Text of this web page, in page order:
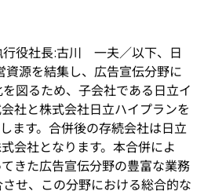
行役社長:古川 一夫／以下、日
資源を結集し、広告宣伝分野に
図るため、子会社である日立イ
社と株式会社日立ハイプランを
ます。合併後の存続会社は日立
会社となります。本合併によ
きた広告宣伝分野の豊富な業務
せ、この分野における総合的な